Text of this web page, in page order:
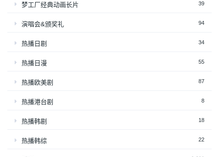
梦工厂经典动画长片 39
演唱会&颁奖礼 94
热播日剧 34
热播日漫 55
热播欧美剧 87
热播港台剧 8
热播韩剧 18
热播韩综 22